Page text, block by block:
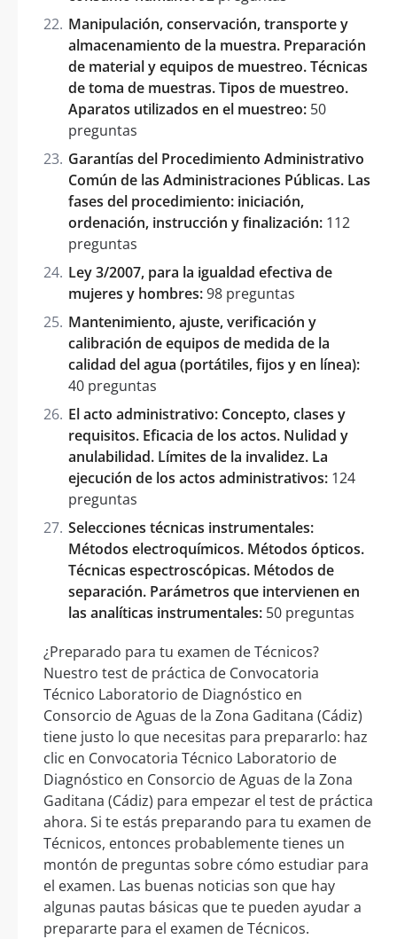
Manipulación, conservación, transporte y
almacenamiento de la muestra. Preparación
de material y equipos de muestreo. Técnicas
de toma de muestras. Tipos de muestreo.
Aparatos utilizados en el muestreo: 50
preguntas
Garantías del Procedimiento Administrativo
Común de las Administraciones Públicas. Las
fases del procedimiento: iniciación,
ordenación, instrucción y finalización: 112
preguntas
Ley 3/2007, para la igualdad efectiva de
mujeres y hombres:98 preguntas
Mantenimiento, ajuste, verificación y
calibración de equipos de medida de la
calidad del agua (portátiles, fijos y en línea):
40 preguntas
El acto administrativo: Concepto, clases y
requisitos. Eficacia de los actos. Nulidad y
anulabilidad. Límites de la invalidez. La
ejecución de los actos administrativos: 124
preguntas
Selecciones técnicas instrumentales:
Métodos electroquímicos. Métodos ópticos.
Técnicas espectroscópicas. Métodos de
separación. Parámetros que intervienen en
las analíticas instrumentales: 50 preguntas
¿Preparado para tu examen de Técnicos?
Nuestro test de práctica de Convocatoria
Técnico Laboratorio de Diagnóstico en
Consorcio de Aguas de la Zona Gaditana (Cádiz)
tiene justo lo que necesitas para prepararlo: haz
clic en Convocatoria Técnico Laboratorio de
Diagnóstico en Consorcio de Aguas de la Zona
Gaditana (Cádiz) para empezar el test de práctica
ahora. Si te estás preparando para tu examen de
Técnicos, entonces probablemente tienes un
montón de preguntas sobre cómo estudiar para
el examen. Las buenas noticias son que hay
algunas pautas básicas que te pueden ayudar a
prepararte para el examen de Técnicos.